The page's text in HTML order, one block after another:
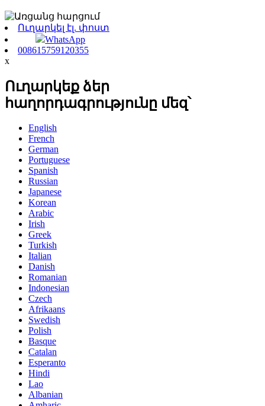
Ուղարկել էլ. փոստ
WhatsApp
008615759120355
x
Ուղարկեք ձեր
հաղորդագրությունը մեզ՝
English
French
German
Portuguese
Spanish
Russian
Japanese
Korean
Arabic
Irish
Greek
Turkish
Italian
Danish
Romanian
Indonesian
Czech
Afrikaans
Swedish
Polish
Basque
Catalan
Esperanto
Hindi
Lao
Albanian